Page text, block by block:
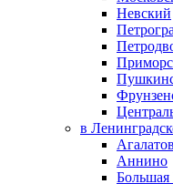
Невский
в
Аннино